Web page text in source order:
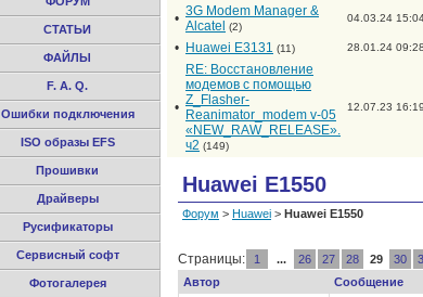
СТАТЬИ
ФАЙЛЫ
F. A. Q.
Ошибки подключения
ISO образы EFS
Прошивки
Драйверы
Русификаторы
Сервисный софт
Фотогалерея
• 3G Modem Manager &
Alcatel
(2)
04.03.24
• Huawei E3131 (11) 28.01.24 09:28
•
RE: Восстановление
модемов с помощью
Z_Flasher-
Reanimator_modem v-05
«NEW_RAW_RELEASE».
ч2 (149)
12.07.23 16:19
Huawei E1550
Форум > Huawei > Huawei E1550
Страницы: 1 ... 26 27 28 29 30
Автор
Сообщение